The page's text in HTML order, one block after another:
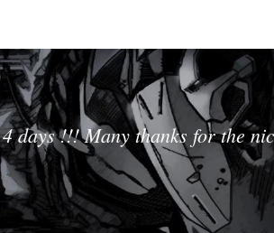
days !!! Many thanks for the